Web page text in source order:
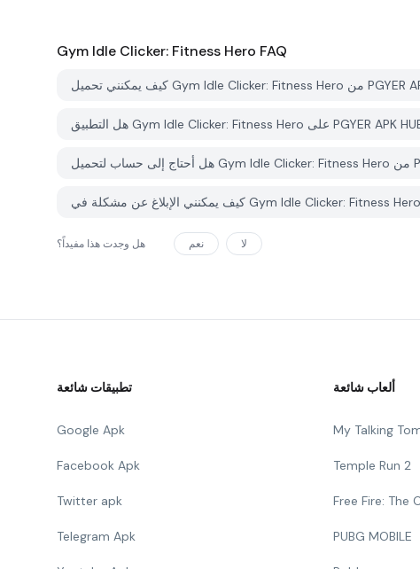
Gym Idle Clicker: Fitness Hero FAQ
هل وجدت هذا مفيداً؟ نعم لا
تطبيقات شائعة
Google Apk
Facebook Apk
Twitter apk
Telegram Apk
ألعاب شائعة
My Talking
Temple Run 2
Free Fire: The
PUBG MOBILE